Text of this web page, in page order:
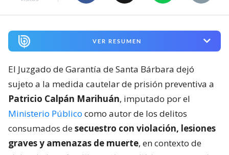
VER RESUMEN
El Juzgado de Garantía de Santa Bárbara dejó
sujeto a la medida cautelar de prisión preventiva a
Patricio Calpán Marihuán, imputado por el
Ministerio Público como autor de los delitos
consumados desecuestro con violación, lesiones
graves y amenazas de muerte, en contexto de